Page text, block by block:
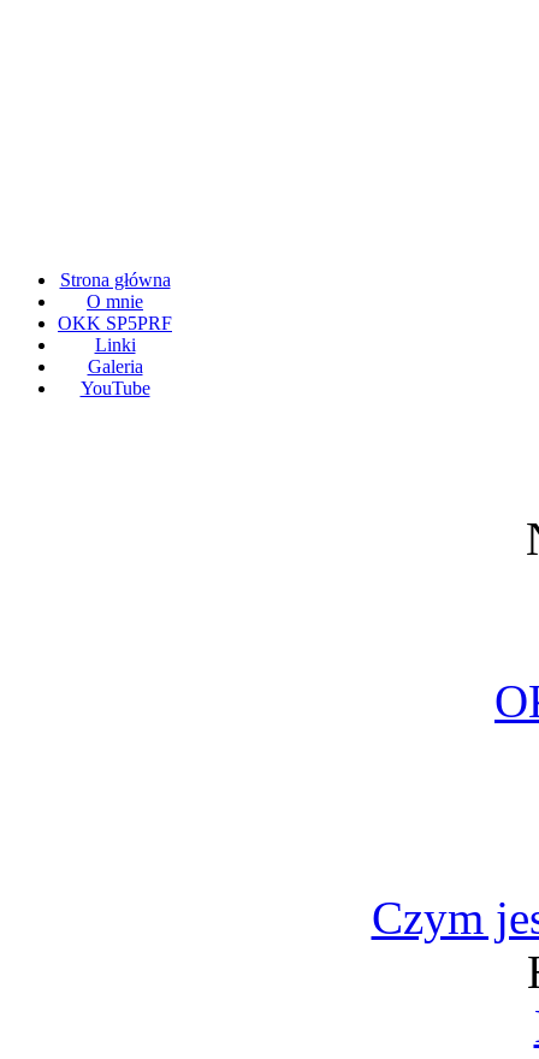
Strona główna
O mnie
OKK SP5PRF
Linki
Galeria
YouTube
Czym